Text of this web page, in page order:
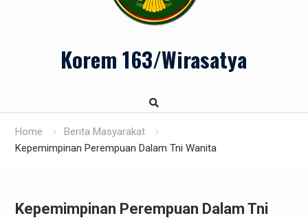
Korem 163/Wirasatya
Home
Berita Masyarakat
Kepemimpinan Perempuan Dalam Tni Wanita
Kepemimpinan Perempuan Dalam Tni